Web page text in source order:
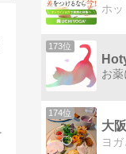
173位
174位
大